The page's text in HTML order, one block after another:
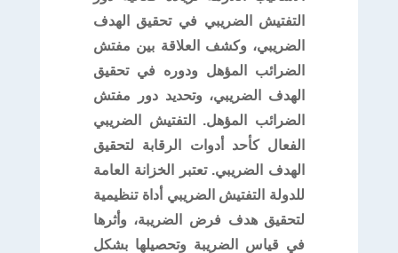
التفتيش الضريبي في تحقيق الهدف
الضريبي، وكشف العلاقة بين مفتش
الضرائب المؤهل ودوره في تحقيق
الهدف الضريبي، وتحديد دور مفتش
الضرائب المؤهل. التفتيش الضريبي
الفعال كأحد أدوات الرقابة لتحقيق
الهدف الضريبي. تعتبر الخزانة العامة
للدولة التفتيش الضريبي أداة تنظيمية
لتحقيق هدف فرض الضريبة، وأثرها
في قياس الضريبة وتحصيلها بشكل